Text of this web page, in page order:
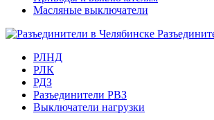
Масляные выключатели
РЛНД
РЛК
РДЗ
Разъединители РВЗ
Выключатели нагрузки